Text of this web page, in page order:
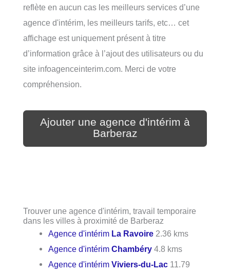
reflète en aucun cas les meilleurs services d’une
agence d'intérim, les meilleurs tarifs, etc… cet
affichage est uniquement présent à titre
d’information grâce à l’ajout des utilisateurs ou du
site infoagenceinterim.com. Merci de votre
compréhension.
Ajouter une agence d'intérim à
Barberaz
Trouver une agence d'intérim, travail temporaire
dans les villes à proximité de Barberaz
Agence d'intérim La Ravoire 2.36 kms
Agence d'intérimChambéry 4.8 kms
Agence d'intérimViviers-du-Lac 11.79